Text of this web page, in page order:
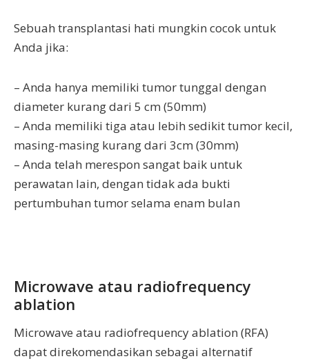
Sebuah transplantasi hati mungkin cocok untuk
Anda jika:
– Anda hanya memiliki tumor tunggal dengan
diameter kurang dari 5 cm (50mm)
– Anda memiliki tiga atau lebih sedikit tumor kecil,
masing-masing kurang dari 3cm (30mm)
– Anda telah merespon sangat baik untuk
perawatan lain, dengan tidak ada bukti
pertumbuhan tumor selama enam bulan
Microwave atau radiofrequency
ablation
Microwave atau radiofrequency ablation (RFA)
dapat direkomendasikan sebagai alternatif